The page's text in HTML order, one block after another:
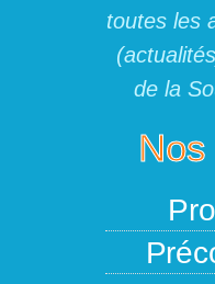
toutes les
de la